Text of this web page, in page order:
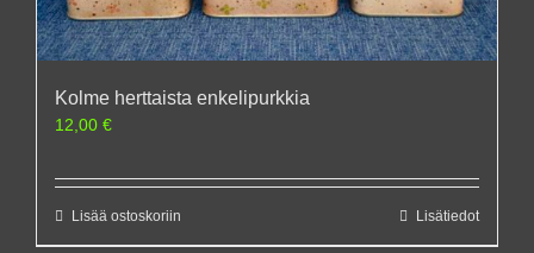
Kolme herttaista enkelipurkkia
12,00 €
Lisää ostoskoriin Lisätiedot